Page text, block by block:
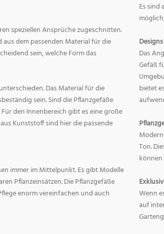
speziellen Ansprüche zugeschnitten.
dem passenden Material für die
sein, welche Form das
Das Material für die
sein. Sind die Pflanzgefäße
den Innenbereich gibt es eine große
Kunststoff sind hier die passende
immer im Mittelpunkt. Es gibt Modelle
Pflanzeinsätzen. Die Pflanzgefäße
enorm vereinfachen und auch
Es
Das
Gefäß
bietet
Ton.
Wenn
auf